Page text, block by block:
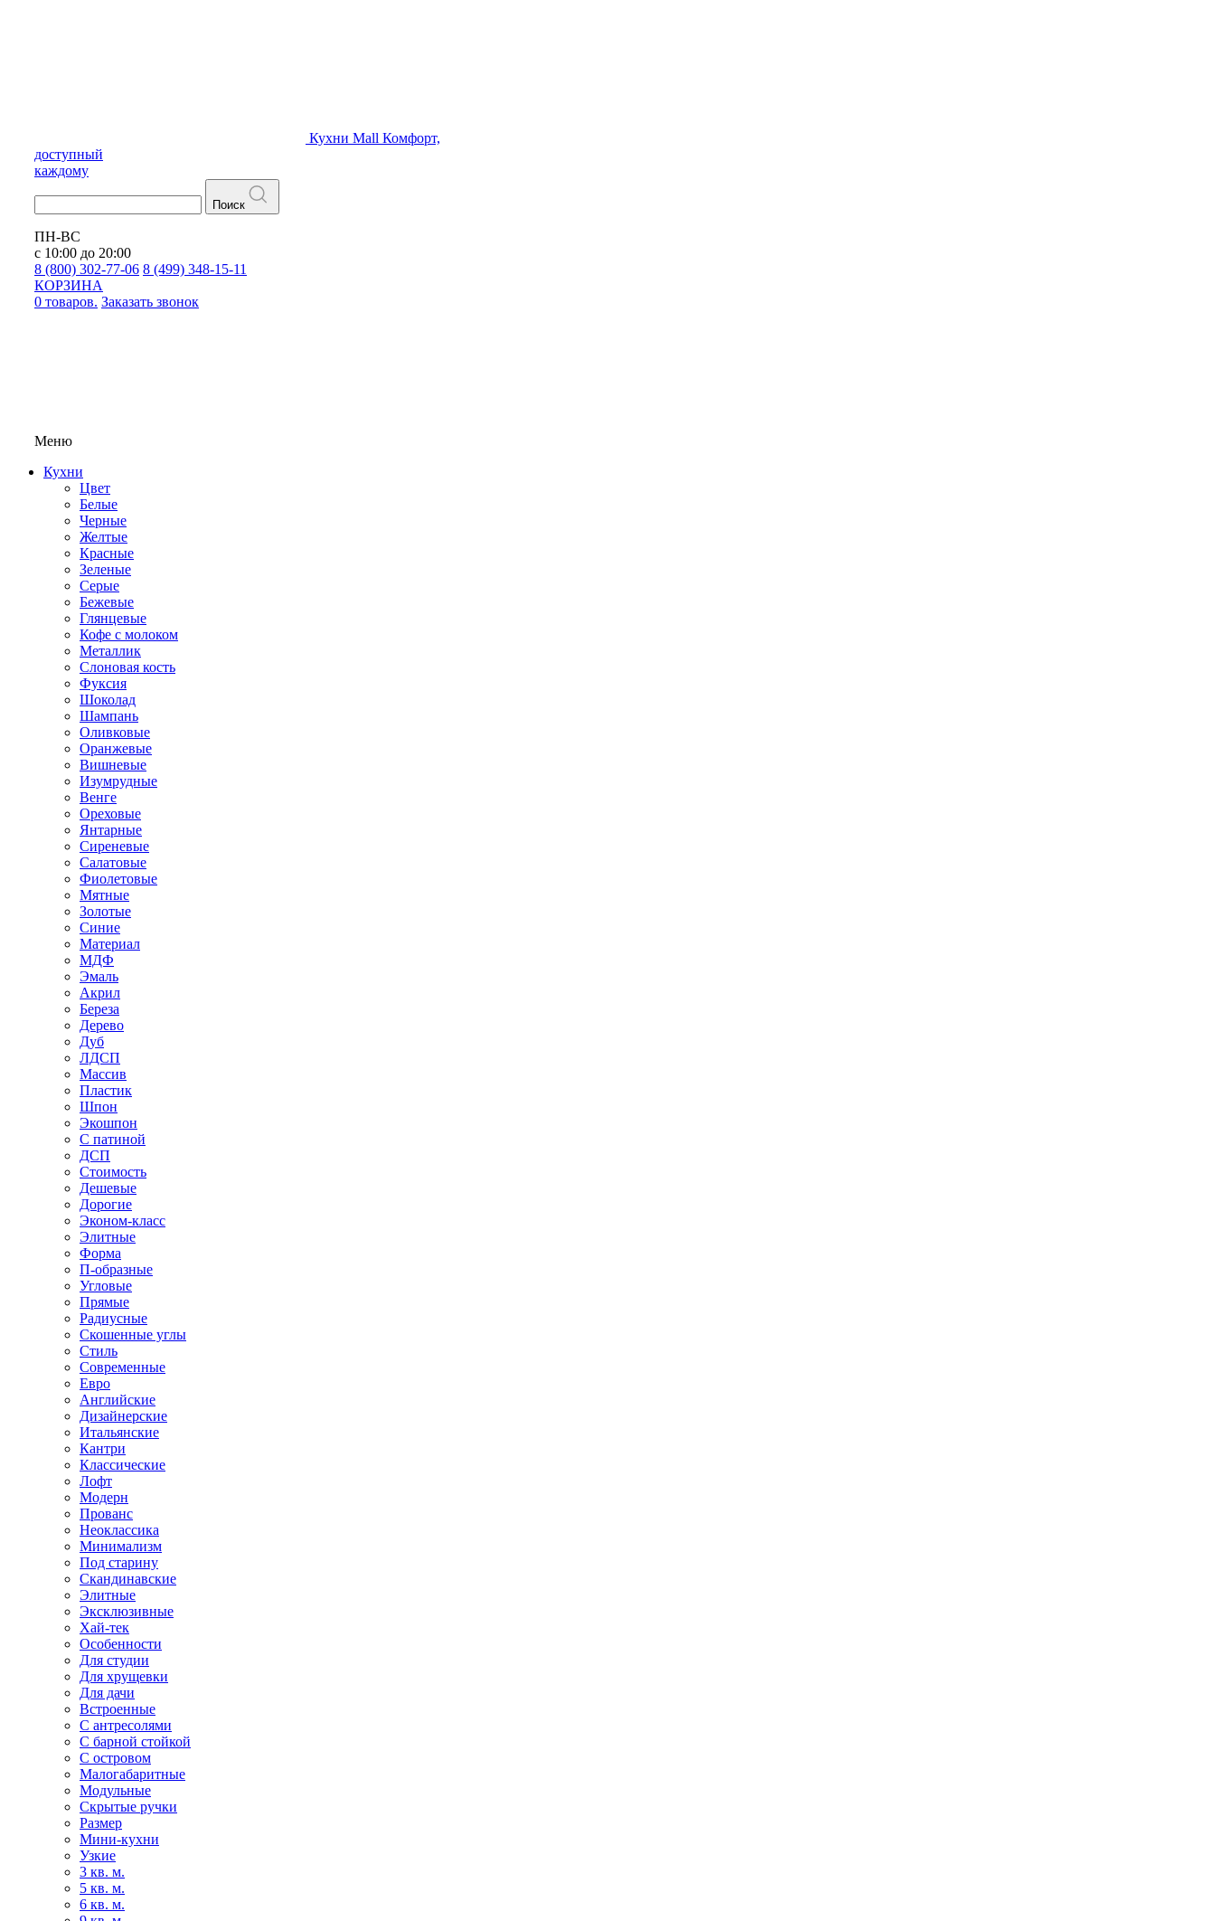
Кухни Mall Комфорт,
доступный
каждому
Поиск
ПН-ВС
с 10:00 до 20:00
8 (800) 302-77-06 8 (499) 348-15-11
КОРЗИНА
0 товаров. Заказать звонок
Меню
Кухни
Цвет
Белые
Черные
Желтые
Красные
Зеленые
Серые
Бежевые
Глянцевые
Кофе с молоком
Металлик
Слоновая кость
Фуксия
Шоколад
Шампань
Оливковые
Оранжевые
Вишневые
Изумрудные
Венге
Ореховые
Янтарные
Сиреневые
Салатовые
Фиолетовые
Мятные
Золотые
Синие
Материал
МДФ
Эмаль
Акрил
Береза
Дерево
Дуб
ЛДСП
Массив
Пластик
Шпон
Экошпон
С патиной
ДСП
Стоимость
Дешевые
Дорогие
Эконом-класс
Элитные
Форма
П-образные
Угловые
Прямые
Радиусные
Скошенные углы
Стиль
Современные
Евро
Английские
Дизайнерские
Итальянские
Кантри
Классические
Лофт
Модерн
Прованс
Неоклассика
Минимализм
Под старину
Скандинавские
Элитные
Эксклюзивные
Хай-тек
Особенности
Для студии
Для хрущевки
Для дачи
Встроенные
С антресолями
С барной стойкой
С островом
Малогабаритные
Модульные
Скрытые ручки
Размер
Мини-кухни
Узкие
3 кв. м.
5 кв. м.
6 кв. м.